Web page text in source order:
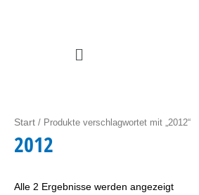
Menü
Start / Produkte verschlagwortet mit „2012“
2012
Alle 2 Ergebnisse werden angezeigt